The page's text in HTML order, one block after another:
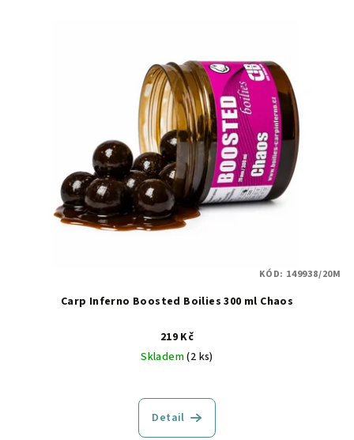
Carp Inferno Boosted Boilies 300 ml Chaos
219 Kč
Skladem(2 ks)
Detail
KÓD: 149938/20M